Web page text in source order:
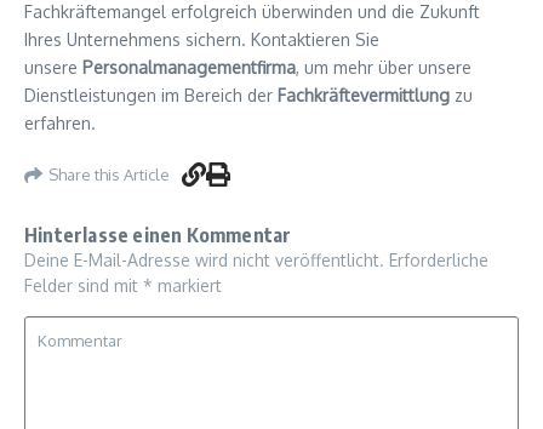
Fachkräftemangel erfolgreich überwinden und die Zukunft
Ihres Unternehmens sichern. Kontaktieren Sie
unsere Personalmanagementfirma, um mehr über unsere
Dienstleistungen im Bereich der Fachkräftevermittlung zu
erfahren.
Share this Article
Hinterlasse einen Kommentar
Deine E-Mail-Adresse wird nicht veröffentlicht. Erforderliche
Felder sind mit * markiert